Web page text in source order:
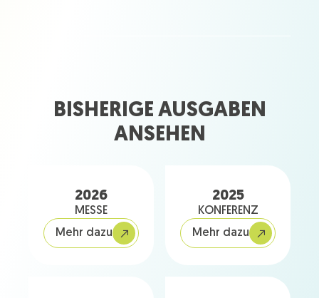
BISHERIGE AUSGABEN
ANSEHEN
2026
MESSE
Mehr dazu
2025
KONFERENZ
Mehr dazu